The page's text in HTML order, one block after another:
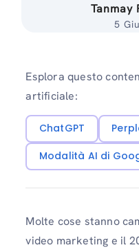
Tanmay
5
Esplora questo
artificiale:
ChatGPT
Modalità AI di
Molte cose stanno
video marketing e il